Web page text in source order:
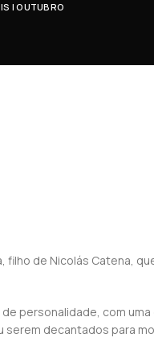
| OUTUBRO
de Nicolás Catena,
personalidade, com
decantados para